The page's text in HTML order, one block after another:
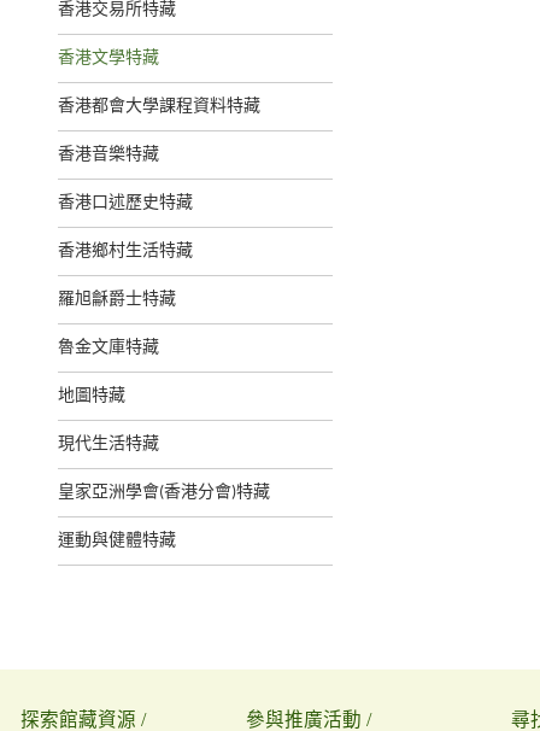
香港交易所特藏
香港文學特藏
香港都會大學課程資料特藏
香港音樂特藏
香港口述歷史特藏
香港鄉村生活特藏
羅旭龢爵士特藏
魯金文庫特藏
地圖特藏
現代生活特藏
皇家亞洲學會(香港分會)特藏
運動與健體特藏
探索館藏資源 / 參與推廣活動 / 尋